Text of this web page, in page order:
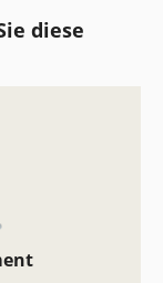
diese